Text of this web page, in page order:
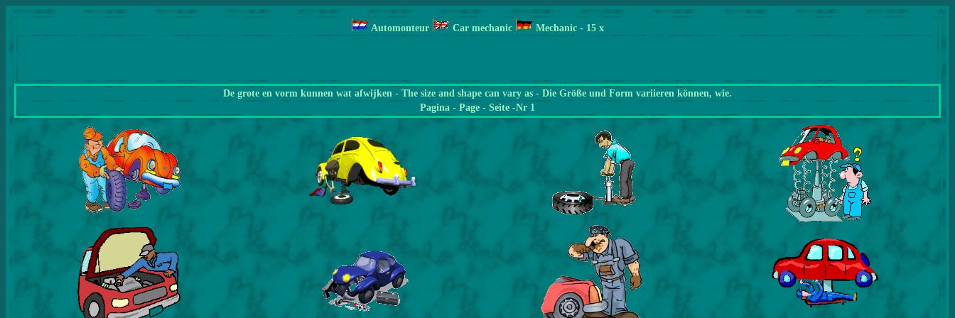
Automonteur Car mechanic Mechanic - 15 x
De grote en vorm kunnen wat afwijken - The size and shape can vary as - Die Größe und Form variieren können, wie.
Pagina - Page - Seite -Nr 1